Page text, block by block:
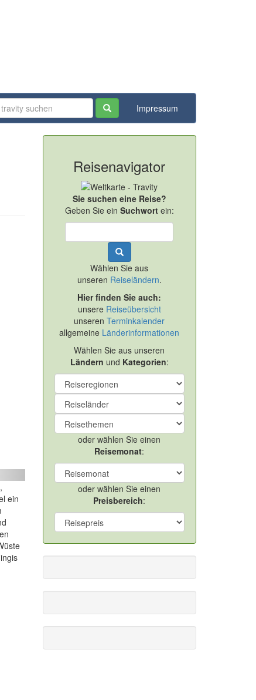
Impressum
ein
Reisenavigator
Sie suchen eine Reise?
Geben Sie ein Suchwortein:
Wählen Sie aus
unseren Reiseländern.
Hier finden Sie auch:
unsere Reiseübersicht
unserenTerminkalender
allgemeine Länderinformationen
Wählen Sie aus unseren
Ländern und Kategorien:
oder wählen Sie einen
Reisemonat:
oder wählen Sie einen
Preisbereich: